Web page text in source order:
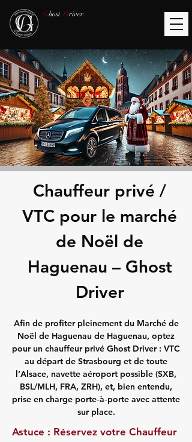
Ghost Driver
Chauffeur privé /
VTC pour le marché
de Noël de
Haguenau – Ghost
Driver
Afin de profiter pleinement du Marché de
Noël de Haguenau de Haguenau, optez
pour un chauffeur privé Ghost Driver : VTC
au départ de Strasbourg et de toute
l’Alsace, navette aéroport possible (SXB,
BSL/MLH, FRA, ZRH), et, bien entendu,
prise en charge porte‑à‑porte avec attente
sur place.
Astuce : Réservez votre Chauffeur